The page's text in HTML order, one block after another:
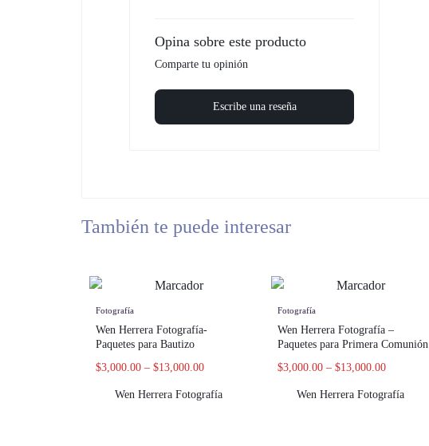
Opina sobre este producto
Comparte tu opinión
Escribe una reseña
También te puede interesar
Fotografía
Wen Herrera Fotografía-
Paquetes para Bautizo
$3,000.00 – $13,000.00
Wen Herrera Fotografía
Fotografía
Wen Herrera Fotografía –
Paquetes para Primera Comunión
$3,000.00 – $13,000.00
Wen Herrera Fotografía